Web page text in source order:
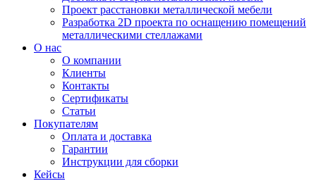
Проект расстановки металлической мебели
Разработка 2D проекта по оснащению помещений
металлическими стеллажами
О нас
О компании
Клиенты
Контакты
Сертификаты
Статьи
Покупателям
Оплата и доставка
Гарантии
Инструкции для сборки
Кейсы